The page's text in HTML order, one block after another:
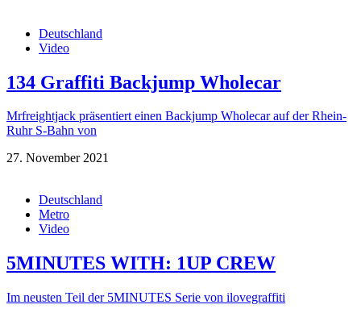
Deutschland
Video
134 Graffiti Backjump Wholecar
Mrfreightjack präsentiert einen Backjump Wholecar auf der Rhein-
Ruhr S-Bahn von
27. November 2021
Deutschland
Metro
Video
5MINUTES WITH: 1UP CREW
Im neusten Teil der 5MINUTES Serie von ilovegraffiti